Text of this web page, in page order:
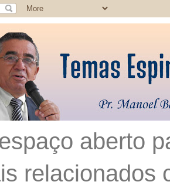
aberto
relacionados